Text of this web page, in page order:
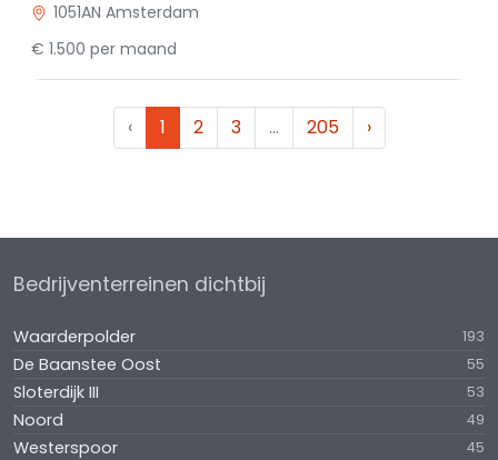
1051AN Amsterdam
€ 1.500 per maand
‹ 1 2 3 … 205 ›
Bedrijventerreinen dichtbij
Waarderpolder 193
De Baanstee Oost 55
Sloterdijk III 53
Noord 49
Westerspoor 45